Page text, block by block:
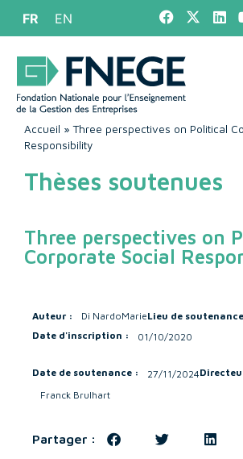
FR EN
Accueil »Three perspectives on Political
Responsibility
Thèses soutenues
Three perspectives on
Corporate Social
Auteur : Di NardoMarieLieu de
Date d'inscription :
01/10/2020
Date de soutenance : 27/11/2024
Franck Brulhart
Partager :